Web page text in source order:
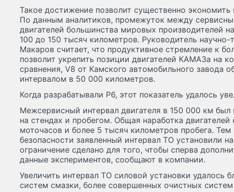
Такое достижение позволит существенно
По данным аналитиков, промежуток между
двигателей большинства мировых производителей
100 до 150 тысяч километров. Руководитель научно-
Макаров считает, что продуктивное стремление к
позволит укрепить позиции двигателей КАМАЗа на
сравнения, V8 от Камского автомобильного завода
интервалом в 50 000 километров.
Когда разрабатывали Р6, этот показатель удалось
Межсервисный интервал двигателя в 150 000 км
на стендах и пробегом. Общая наработка двигателей
моточасов и более 5 тысяч километров пробега. Тем
безопасности заявленный интервал ТО установили
ограничение сделано для того, чтобы сперва
данные экспериментов, сообщают в компании.
Увеличить интервал ТО силовой установки удалось
систем смазки, более совершенных очистных систем